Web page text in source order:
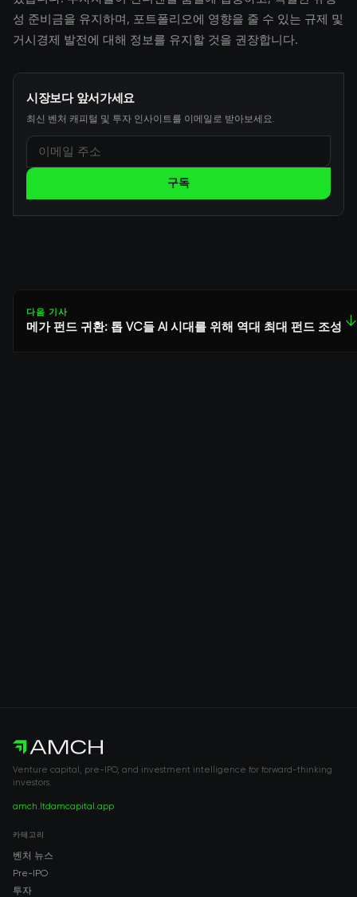
성 준비금을 유지하며, 포트폴리오에 영향을 줄 수 있는 규제 및
거시경제 발전에 대해 정보를 유지할 것을 권장합니다.
시장보다 앞서가세요
최신 벤처 캐피털 및 투자 인사이트를 이메일로 받아보세요.
구독
다음 기사
메가 펀드 귀환: 톱 VC들 AI 시대를 위해 역대 최대 펀드 조성 ↓
Venture capital, pre-IPO, and investment intelligence for forward-thinking
investors.
amch.ltdamcapital.app
카테고리
벤처 뉴스
Pre-IPO
투자